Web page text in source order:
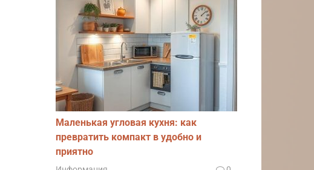
Маленькая угловая кухня: как
превратить компакт в удобно и
приятно